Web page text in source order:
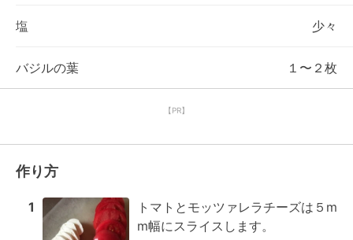
塩 少々
バジルの葉 １〜２枚
【PR】
作り方
1
トマトとモッツァレラチーズは５m
m幅にスライスします。